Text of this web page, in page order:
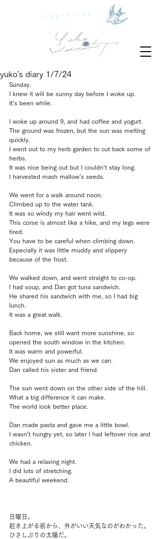
liberation
yuko's diary 1/7/24
Sunday.
I knew it will be sunny day before I woke up.
It’s been while.
I woke up around 9, and had coffee and yogurt.
The ground was frozen, but the sun was melting
quickly.
I went out to my herb garden to cut back some of
herbs.
It was nice being out but I couldn’t stay long.
I harvested mash mallow’s seeds.
We went for a walk around noon.
Climbed up to the water tank.
It was so windy my hair went wild.
This corse is almost like a hike, and my legs were
tired.
You have to be careful when climbing down.
Especially it was little muddy and slippery
because of the frost.
We walked down, and went straight to co-op.
I had soup, and Dan got tuna sandwich.
He shared his sandwich with me, so I had big
lunch.
It was a great walk.
Back home, we still want more sunshine, so
opened the south window in the kitchen.
It was warm and powerful.
We enjoyed sun as much as we can.
Dan called his sister and friend.
The sun went down on the other side of the hill.
What a big difference it can make.
The world look better place.
Dan made pasta and gave me a little bowl.
I wasn’t hungry yet, so later I had leftover rice and
chicken.
We had a relaxing night.
I did lots of stretching.
A beautiful weekend.
日曜日。
起き上がる前から、外がいい天気なのがわかった。
ひさしぶりの太陽だ。